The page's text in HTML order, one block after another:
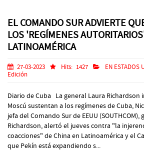
EL COMANDO SUR ADVIERTE
LOS 'REGÍMENES
LATINOAMÉRICA
27-03-2023 Hits: 1427 EN ESTADOS
Edición
Diario de Cuba La general Laura Richardson
Moscú sustentan a los regímenes de Cuba,
jefa del Comando Sur de EEUU (SOUTHCOM),
Richardson, alertó el jueves contra "la
coacciones" de China en Latinoamérica y el
que Pekín está expandiendo s...